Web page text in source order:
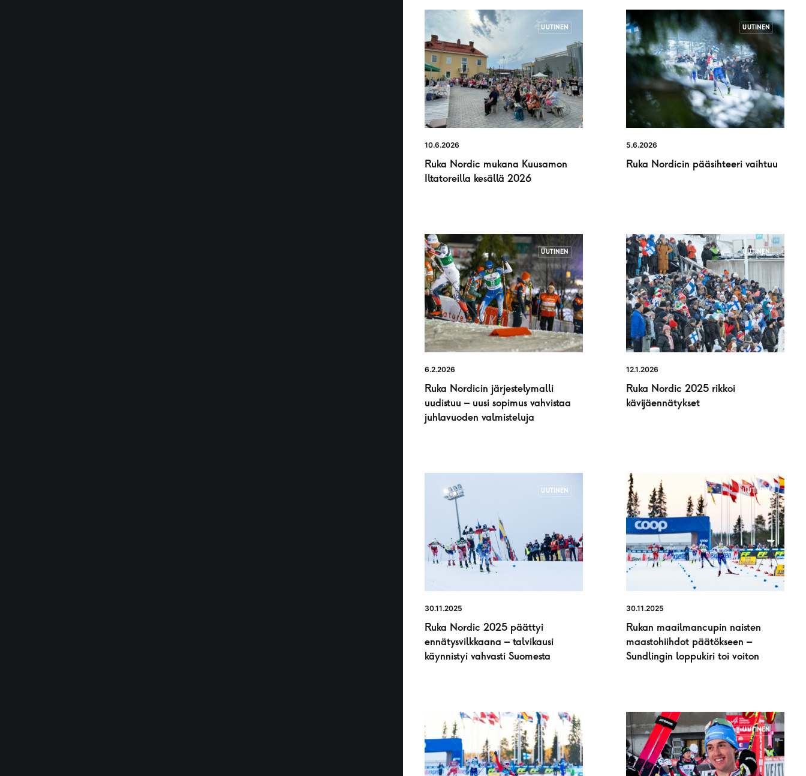
UUTINEN
10.6.2026
Ruka Nordic mukana Kuusamon
Iltatoreilla kesällä 2026
UUTINEN
5.6.2026
Ruka Nordicin pääsihteeri vaihtuu
UUTINEN
6.2.2026
Ruka Nordicin järjestelymalli
uudistuu – uusi sopimus vahvistaa
juhlavuoden valmisteluja
UUTINEN
12.1.2026
Ruka Nordic 2025 rikkoi
kävijäennätykset
UUTINEN
30.11.2025
Ruka Nordic 2025 päättyi
ennätysvilkkaana – talvikausi
käynnistyi vahvasti Suomesta
UUTINEN
30.11.2025
Rukan maailmancupin naisten
maastohiihdot päätökseen –
Sundlingin loppukiri toi voiton
UUTINEN UUTINEN